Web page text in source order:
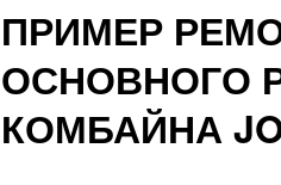
ПРИМЕР
ОСНОВНОГО
КОМБАЙНА